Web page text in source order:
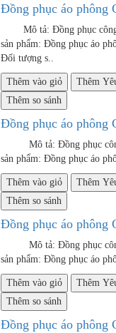
Đồng phục áo phông
Mô tả: Đồng phục
sản phẩm: Đồng phục áo
Đối tượng s..
Thêm vào giỏ
Thêm
Thêm so sánh
Đồng phục áo phông
Mô tả: Đồng phục
sản phẩm: Đồng phục
Thêm vào giỏ
Thêm
Thêm so sánh
Đồng phục áo phông
Mô tả: Đồng phục
sản phẩm: Đồng phục
Thêm vào giỏ
Thêm
Thêm so sánh
Đồng phục áo phông